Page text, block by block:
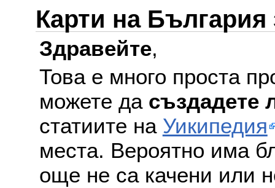
Карти на България
Здравейте,
Това е много проста
можете да създадете
статиите на Уикипедия
места. Вероятно има
още не са качени или